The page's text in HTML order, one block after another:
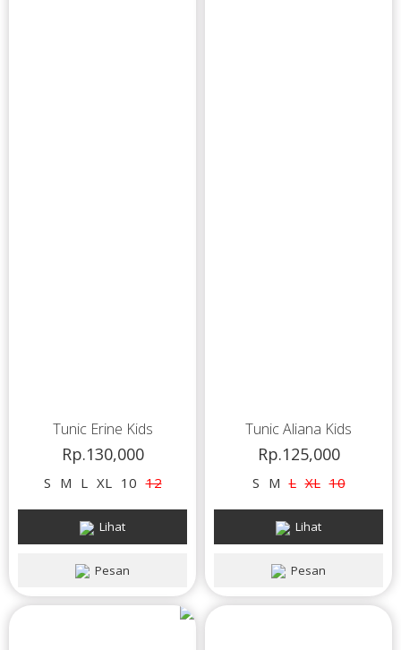
Tunic Erine Kids
Rp.130,000
S M L XL 10 12
Pesan
Lihat
Tunic Aliana Kids
Rp.125,000
S M L XL 10
Pesan
Lihat